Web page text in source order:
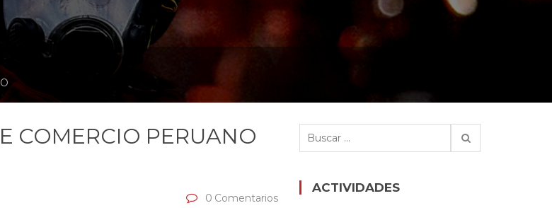
COMERCIO PERUANO
0 Comentarios
Buscar:
ACTIVIDADES